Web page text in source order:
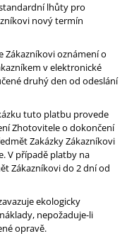
lhůty pro
nový termín
oznámení o
v elektronické
druhý den od odeslání
tuto platbu provede
Zhotovitele o dokončení
Zakázky Zákazníkovi
V případě platby na
Zákazníkovi do 2 dní od
ekologicky
nepožaduje-li
opravě.